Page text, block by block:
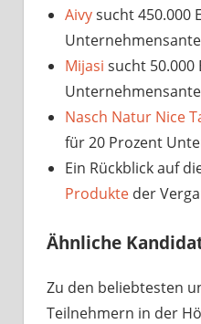
Aivysucht 450.000
Mijasi sucht 50.000
Nasch Natur Nice
für 20 Prozent
Ein Rückblick auf
Produkte der
Ähnliche
Zu den beliebtesten
Teilnehmern in der